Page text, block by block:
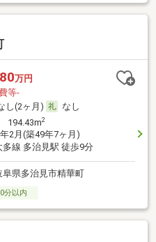
万円
等-
し(2ヶ月)
なし
2
2月(築49年7ヶ月)
多線 多治見駅 徒歩9分
阜県多治見市精華町
分以内